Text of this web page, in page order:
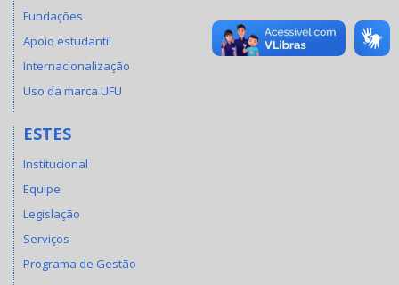
Fundações
Apoio estudantil
Internacionalização
Uso da marca UFU
ESTES
Institucional
Equipe
Legislação
Serviços
Programa de Gestão